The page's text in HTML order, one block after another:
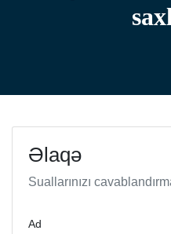
Əlaqə
Suallarınızı
Ad